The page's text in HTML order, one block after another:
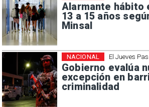
Alarmante hábito
13 a 15 años
Minsal
El Jueves
Gobierno evalúa
excepción en
criminalidad
NACIONAL